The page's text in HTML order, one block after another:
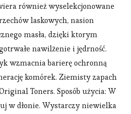
również wyselekcjonowane
laskowych, nasion
masła, dzięki ktorym
nawilżenie i jędrność.
wzmacnia barierę ochronną
komórek. Ziemisty zapach
Toners. Sposób użycia: W
w dłonie. Wystarczy niewielka